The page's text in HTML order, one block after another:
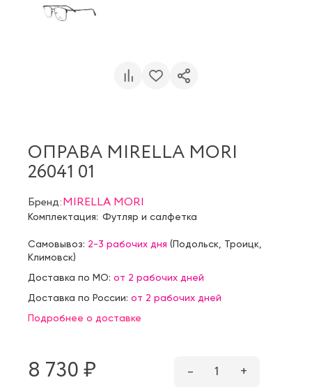
ОПРАВА MIRELLA MORI
26041 01
Бренд:MIRELLA MORI
Комплектация: Футляр и салфетка
Самовывоз: 2-3 рабочих дня (Подольск Троицк
Климовск)
Доставка по МО: от 2 рабочих дней
Доставка по России: от 2 рабочих дней
Подробнее о доставке
8 730 ₷ – 1 +